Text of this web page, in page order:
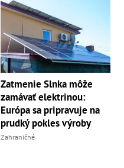
Zatmenie Slnka môže
zamávať elektrinou:
Európa sa pripravuje na
prudký pokles výroby
Zahraničné